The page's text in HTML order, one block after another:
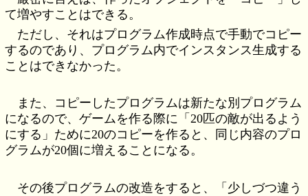
て増やすことはできる。
ただし、それはプログラム作成時点で手動でコピー
するのであり、プログラム内でインスタンス生成する
ことはできなかった。
また、コピーしたプログラムは新たな別プログラム
になるので、ゲームを作る際に「20匹の敵が出るよう
にする」ために20のコピーを作ると、同じ内容のプロ
グラムが20個に増えることになる。
その後プログラムの改造をすると、「少しづつ違う